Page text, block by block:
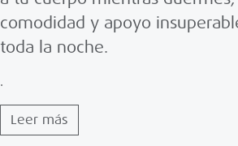
auténtico material TEMPUR
a tu cuerpo mientras duermes,
toda la noche.